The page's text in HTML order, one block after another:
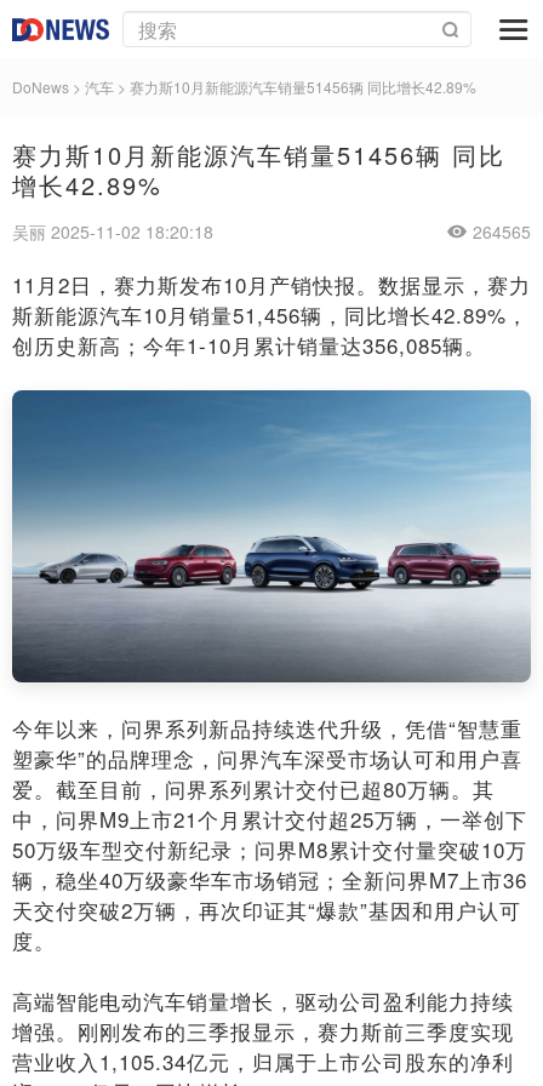
DoNews > 汽车 > 赛力斯10月新能源汽车销量51456辆 同比增长42.89%
赛力斯10月新能源汽车销量51456辆 同比
增长42.89%
吴丽 2025-11-02 18:20:18 264565
11月2日，赛力斯发布10月产销快报。数据显示，赛力
斯新能源汽车10月销量51,456辆，同比增长42.89%，
创历史新高；今年1-10月累计销量达356,085辆。
今年以来，问界系列新品持续迭代升级，凭借“智慧重
塑豪华”的品牌理念，问界汽车深受市场认可和用户喜
爱。截至目前，问界系列累计交付已超80万辆。其
中，问界M9上市21个月累计交付超25万辆，一举创下
50万级车型交付新纪录；问界M8累计交付量突破10万
辆，稳坐40万级豪华车市场销冠；全新问界M7上市36
天交付突破2万辆，再次印证其“爆款”基因和用户认可
度。
高端智能电动汽车销量增长，驱动公司盈利能力持续
增强。刚刚发布的三季报显示，赛力斯前三季度实现
营业收入1,105.34亿元，归属于上市公司股东的净利